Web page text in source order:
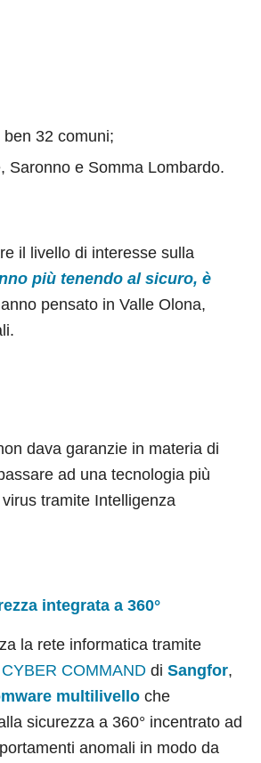
32 comuni;
Saronno e Somma Lombardo.
il livello di interesse sulla
più tenendo al sicuro, è
pensato in Valle Olona,
dava garanzie in materia di
ad una tecnologia più
tramite Intelligenza
integrata a 360°
la rete informatica tramite
CYBER COMMAND diSangfor,
multilivello che
sicurezza a 360° incentrato ad
anomali in modo da